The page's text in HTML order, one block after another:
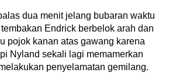
dua menit jelang bubaran waktu
Endrick berbelok arah dan
pojok kanan atas gawang karena
Nyland sekali lagi memamerkan
penyelamatan gemilang.